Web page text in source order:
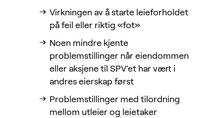
Virkningen av å starte leieforholdet
på feil eller riktig «fot»
Noen mindre kjente
problemstillinger når eiendommen
eller aksjene til SPV’et har vært i
andres eierskap først
Problemstillinger med tilordning
mellom utleier og leietaker